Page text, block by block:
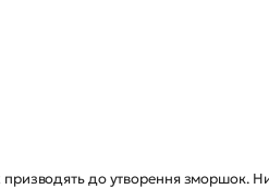
призводять до утворення зморшок.